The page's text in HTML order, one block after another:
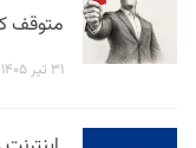
متوقف
۳۱ تیر ۱۴۰۵